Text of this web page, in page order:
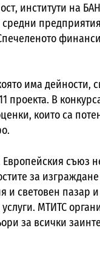
институти на
има дейности,
проекта. В
които са
съюз
за изграждане
и световен пазар
МТИТС
за всички